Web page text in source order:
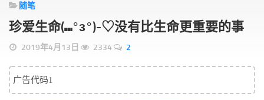
互动
评论
打赏
读者
随笔
珍爱生命(⑉°з°)-♡没有比生命更重要的事
2019年4月13日 2334 2
广告代码1